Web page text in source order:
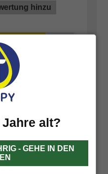
hinzu
hat meinen Test
alt?
- GEHE IN DEN